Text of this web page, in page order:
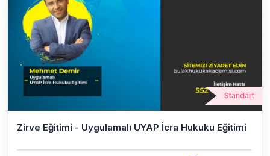
Standart
Zirve Eğitimi - Uygulamalı UYAP İcra Hukuku Eğitimi